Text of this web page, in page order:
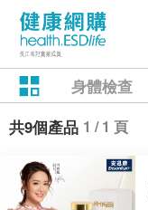
身體檢查
共9個產品 1 / 1 頁